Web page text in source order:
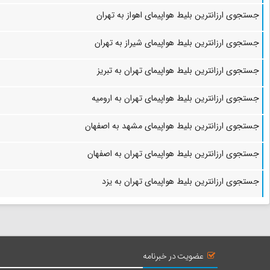
جستجوی ارزانترین بلیط هواپیمای اهواز به تهران
جستجوی ارزانترین بلیط هواپیمای شیراز به تهران
جستجوی ارزانترین بلیط هواپیمای تهران به تبریز
جستجوی ارزانترین بلیط هواپیمای تهران به ارومیه
جستجوی ارزانترین بلیط هواپیمای مشهد به اصفهان
جستجوی ارزانترین بلیط هواپیمای تهران به اصفهان
جستجوی ارزانترین بلیط هواپیمای تهران به یزد
عضویت در خبرنامه